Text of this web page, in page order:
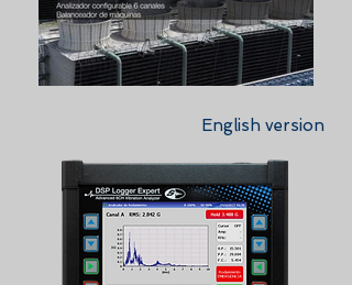
English version